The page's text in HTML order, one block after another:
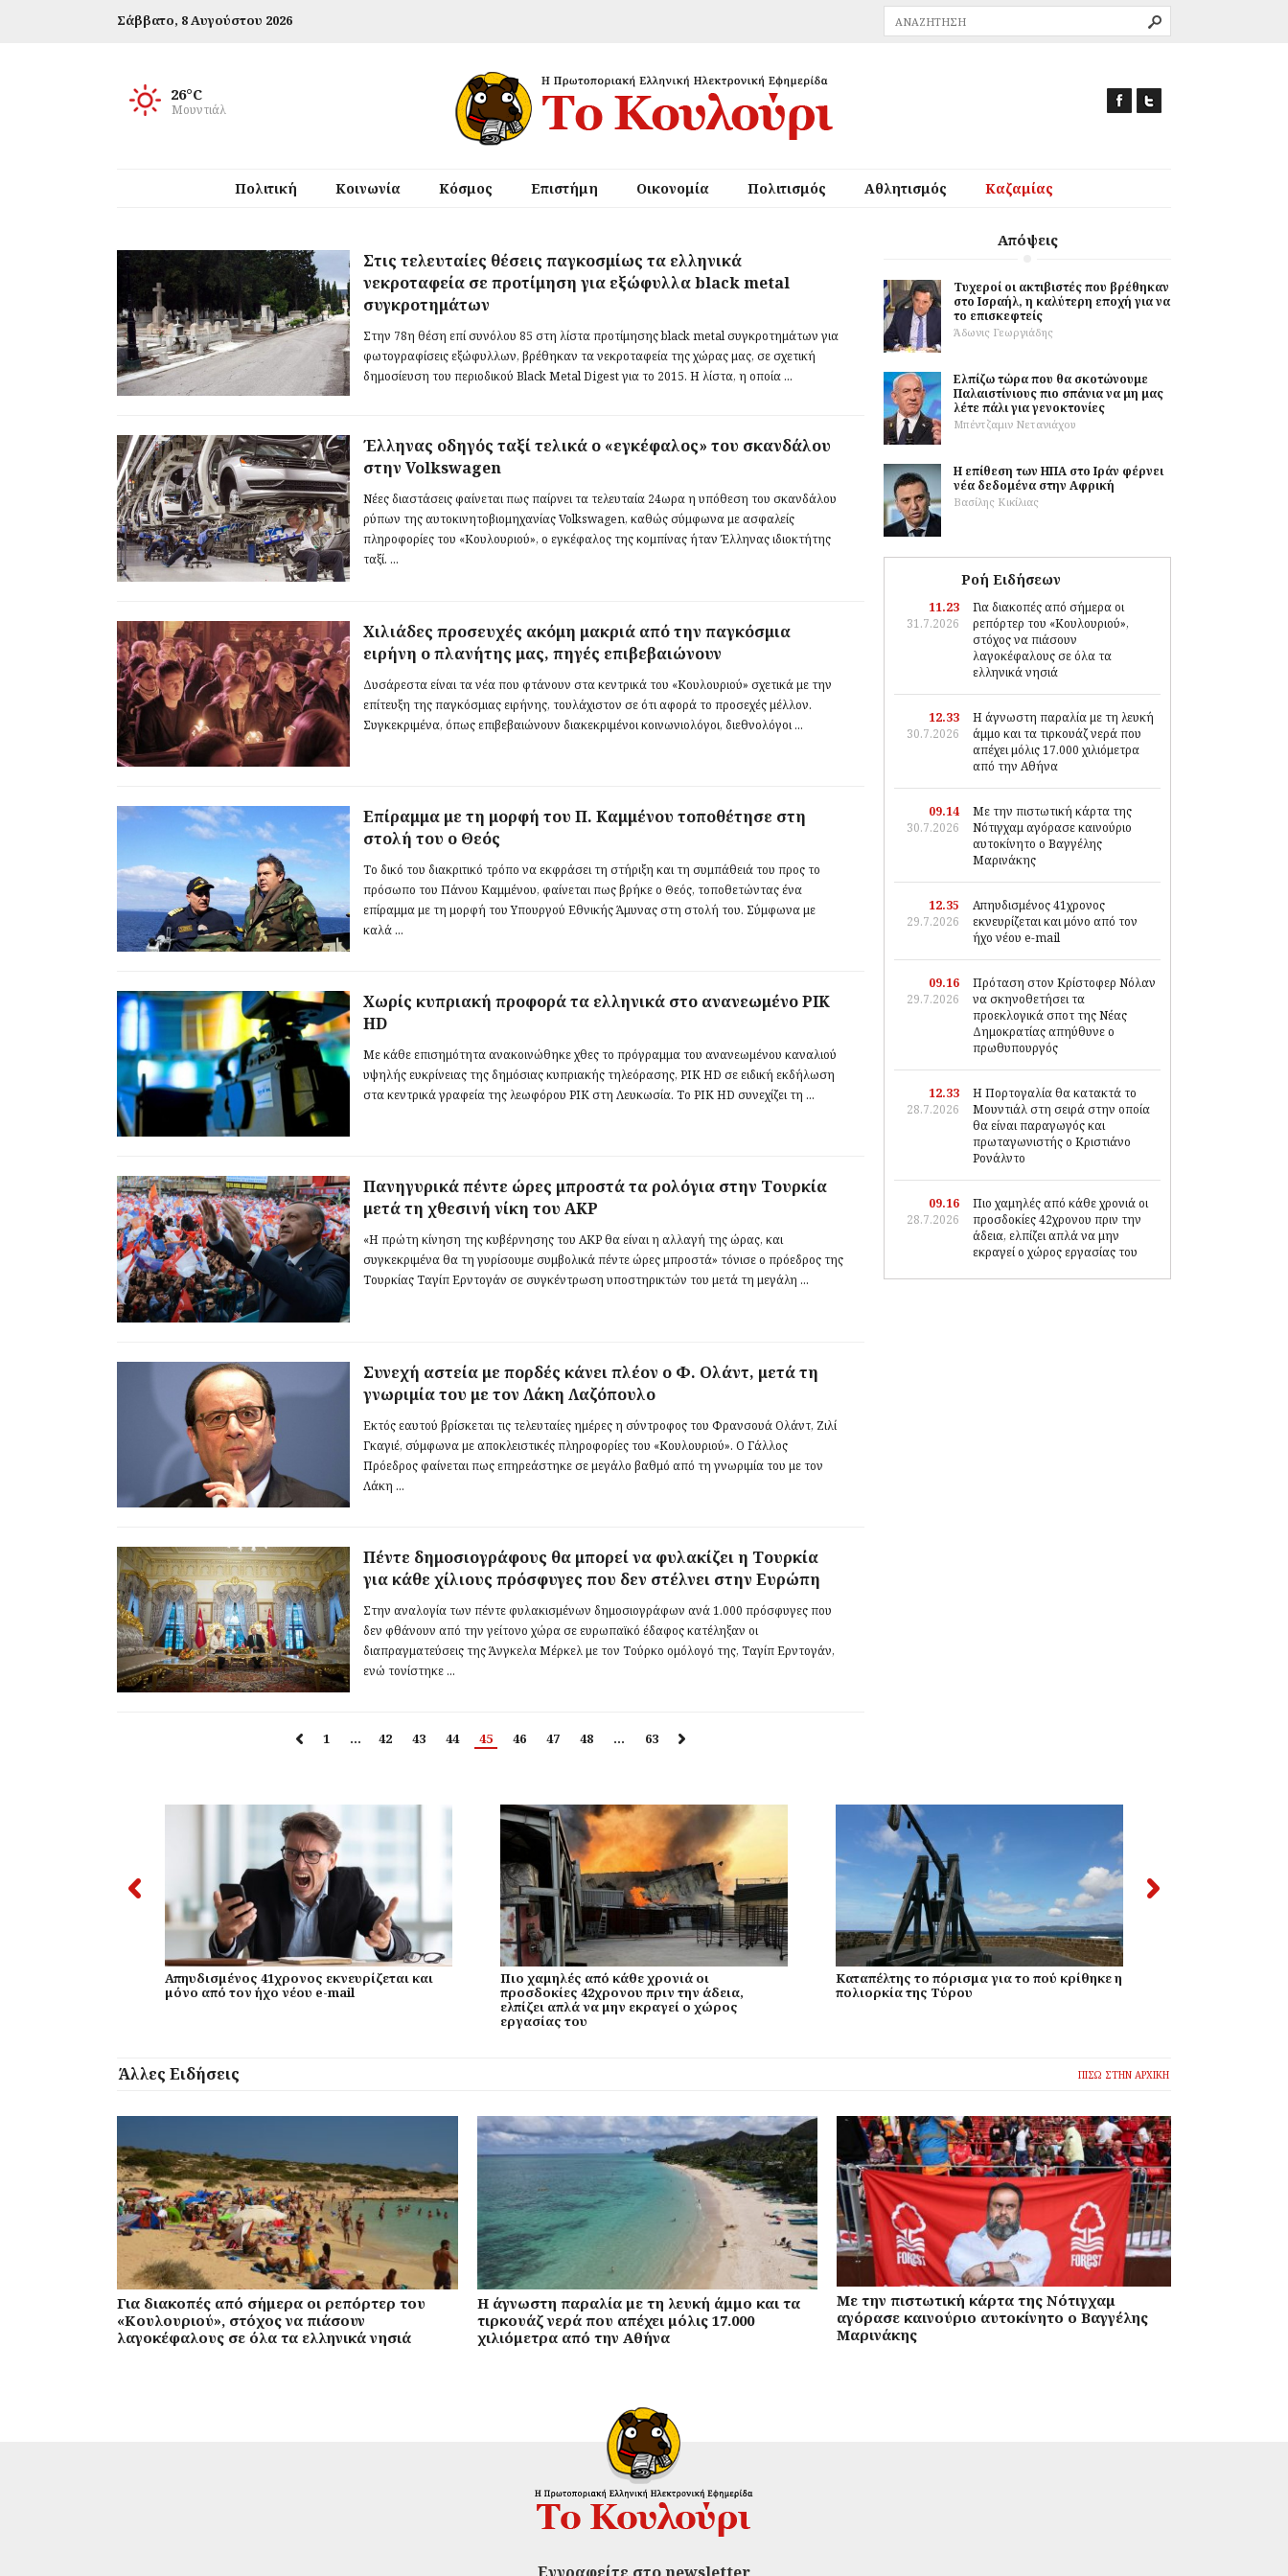
Μουντιάλ
26°C
Σάββατο, 8 Αυγούστου 2026
Πολιτική Κοινωνία Κόσμος Επιστήμη Οικονομία Πολιτισμός Αθλητισμός Καζαμίας
Στις τελευταίες θέσεις παγκοσμίως τα ελληνικά
νεκροταφεία σε προτίμηση για εξώφυλλα black metal
συγκροτημάτων
Στην 78η θέση επί συνόλου 85 στη λίστα προτίμησης black metal συγκροτημάτων για
φωτογραφίσεις εξώφυλλων, βρέθηκαν τα νεκροταφεία της χώρας μας, σε σχετική
δημοσίευση του περιοδικού Black Metal Digest για το 2015. Η λίστα, η οποία ...
Έλληνας οδηγός ταξί τελικά ο «εγκέφαλος» του σκανδάλου
στην Volkswagen
Νέες διαστάσεις φαίνεται πως παίρνει τα τελευταία 24ωρα η υπόθεση του σκανδάλου
ρύπων της αυτοκινητοβιομηχανίας Volkswagen, καθώς σύμφωνα με ασφαλείς
πληροφορίες του «Κουλουριού», ο εγκέφαλος της κομπίνας ήταν Έλληνας ιδιοκτήτης
ταξί. ...
Χιλιάδες προσευχές ακόμη μακριά από την παγκόσμια
ειρήνη ο πλανήτης μας, πηγές επιβεβαιώνουν
Δυσάρεστα είναι τα νέα που φτάνουν στα κεντρικά του «Κουλουριού» σχετικά με την
επίτευξη της παγκόσμιας ειρήνης, τουλάχιστον σε ότι αφορά το προσεχές μέλλον.
Συγκεκριμένα, όπως επιβεβαιώνουν διακεκριμένοι κοινωνιολόγοι, διεθνολόγοι ...
Επίραμμα με τη μορφή του Π. Καμμένου τοποθέτησε στη
στολή του ο Θεός
Το δικό του διακριτικό τρόπο να εκφράσει τη στήριξη και τη συμπάθειά του προς το
πρόσωπο του Πάνου Καμμένου, φαίνεται πως βρήκε ο Θεός, τοποθετώντας ένα
επίραμμα με τη μορφή του Υπουργού Εθνικής Άμυνας στη στολή του. Σύμφωνα με
καλά ...
Χωρίς κυπριακή προφορά τα ελληνικά στο ανανεωμένο ΡΙΚ
HD
Με κάθε επισημότητα ανακοινώθηκε χθες το πρόγραμμα του ανανεωμένου καναλιού
υψηλής ευκρίνειας της δημόσιας κυπριακής τηλεόρασης, ΡΙΚ HD σε ειδική εκδήλωση
στα κεντρικά γραφεία της λεωφόρου ΡΙΚ στη Λευκωσία. Tο ΡΙΚ HD συνεχίζει τη ...
Πανηγυρικά πέντε ώρες μπροστά τα ρολόγια στην Τουρκία
μετά τη χθεσινή νίκη του AKP
«Η πρώτη κίνηση της κυβέρνησης του AKP θα είναι η αλλαγή της ώρας, και
συγκεκριμένα θα τη γυρίσουμε συμβολικά πέντε ώρες μπροστά» τόνισε ο πρόεδρος της
Τουρκίας Ταγίπ Ερντογάν σε συγκέντρωση υποστηρικτών του μετά τη μεγάλη ...
Συνεχή αστεία με πορδές κάνει πλέον ο Φ. Ολάντ, μετά τη
γνωριμία του με τον Λάκη Λαζόπουλο
Εκτός εαυτού βρίσκεται τις τελευταίες ημέρες η σύντροφος του Φρανσουά Ολάντ, Ζιλί
Γκαγιέ, σύμφωνα με αποκλειστικές πληροφορίες του «Κουλουριού». Ο Γάλλος
Πρόεδρος φαίνεται πως επηρεάστηκε σε μεγάλο βαθμό από τη γνωριμία του με τον
Λάκη ...
Πέντε δημοσιογράφους θα μπορεί να φυλακίζει η Τουρκία
για κάθε χίλιους πρόσφυγες που δεν στέλνει στην Ευρώπη
Στην αναλογία των πέντε φυλακισμένων δημοσιογράφων ανά 1.000 πρόσφυγες που
δεν φθάνουν από την γείτονο χώρα σε ευρωπαϊκό έδαφος κατέληξαν οι
διαπραγματεύσεις της Άνγκελα Μέρκελ με τον Τούρκο ομόλογό της, Ταγίπ Ερντογάν,
ενώ τονίστηκε ...
1 … 42 43 44 45 46 47 48 … 63
Απόψεις
Τυχεροί οι ακτιβιστές που βρέθηκαν
στο Ισραήλ, η καλύτερη εποχή για να
το επισκεφτείς
Άδωνις Γεωργιάδης
Ελπίζω τώρα που θα σκοτώνουμε
Παλαιστίνιους πιο σπάνια να μη μας
λέτε πάλι για γενοκτονίες
Μπέντζαμιν Νετανιάχου
Η επίθεση των ΗΠΑ στο Ιράν φέρνει
νέα δεδομένα στην Αφρική
Βασίλης Κικίλιας
Ροή Ειδήσεων
11.23
31.7.2026
Για διακοπές από σήμερα οι
ρεπόρτερ του «Κουλουριού»,
στόχος να πιάσουν
λαγοκέφαλους σε όλα τα
ελληνικά νησιά
12.33
30.7.2026
Η άγνωστη παραλία με τη λευκή
άμμο και τα τιρκουάζ νερά που
απέχει μόλις 17.000 χιλιόμετρα
από την Αθήνα
09.14
30.7.2026
Με την πιστωτική κάρτα της
Νότιγχαμ αγόρασε καινούριο
αυτοκίνητο ο Βαγγέλης
Μαρινάκης
12.35
29.7.2026
Απηυδισμένος 41χρονος
εκνευρίζεται και μόνο από τον
ήχο νέου e-mail
09.16
29.7.2026
Πρόταση στον Κρίστοφερ Νόλαν
να σκηνοθετήσει τα
προεκλογικά σποτ της Νέας
Δημοκρατίας απηύθυνε ο
πρωθυπουργός
12.33
28.7.2026
Η Πορτογαλία θα κατακτά το
Μουντιάλ στη σειρά στην οποία
θα είναι παραγωγός και
πρωταγωνιστής ο Κριστιάνο
Ρονάλντο
09.16
28.7.2026
Πιο χαμηλές από κάθε χρονιά οι
προσδοκίες 42χρονου πριν την
άδεια, ελπίζει απλά να μην
εκραγεί ο χώρος εργασίας του
Απηυδισμένος 41χρονος εκνευρίζεται και
μόνο από τον ήχο νέου e-mail
Πιο χαμηλές από κάθε χρονιά οι
προσδοκίες 42χρονου πριν την άδεια,
ελπίζει απλά να μην εκραγεί ο χώρος
εργασίας του
Καταπέλτης το πόρισμα για το πού κρίθηκε η
πολιορκία της Τύρου
Άλλες Ειδήσεις ΠΙΣΩ ΣΤΗΝ ΑΡΧΙΚΗ
Για διακοπές από σήμερα οι ρεπόρτερ του
«Κουλουριού», στόχος να πιάσουν
λαγοκέφαλους σε όλα τα ελληνικά νησιά
Η άγνωστη παραλία με τη λευκή άμμο και τα
τιρκουάζ νερά που απέχει μόλις 17.000
χιλιόμετρα από την Αθήνα
Με την πιστωτική κάρτα της Νότιγχαμ
αγόρασε καινούριο αυτοκίνητο ο Βαγγέλης
Μαρινάκης